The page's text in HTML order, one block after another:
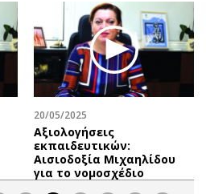
20/05/2025
Αξιολογήσεις
εκπαιδευτικών:
Αισιοδοξία Μιχαηλίδου
για το νομοσχέδιο